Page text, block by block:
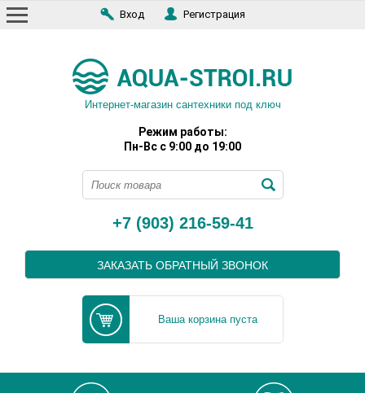
Вход Регистрация
Интернет-магазин сантехники под ключ
Режим работы:
Пн-Вс с 9:00 до 19:00
+7 (903) 216-59-41
ЗАКАЗАТЬ ОБРАТНЫЙ ЗВОНОК
Ваша корзина пуста